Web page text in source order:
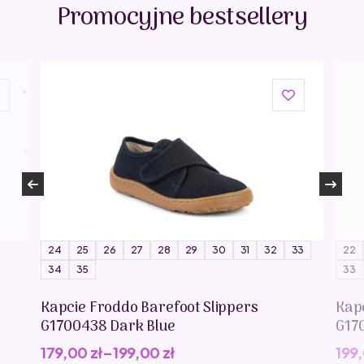
Promocyjne bestsellery
24 25 26 27 28 29 30 31 32
33
34
35
Kapcie Froddo Barefoot Slippers
G1700438 Dark Blue
179,00 zł–199,00 zł
22
33